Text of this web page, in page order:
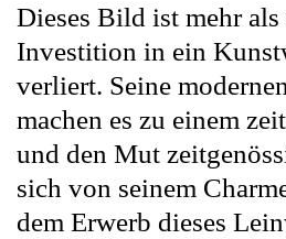
Dieses Bild ist mehr
Investition in ein
verliert. Seine
machen es zu einem
und den Mut
sich von seinem
dem Erwerb dieses